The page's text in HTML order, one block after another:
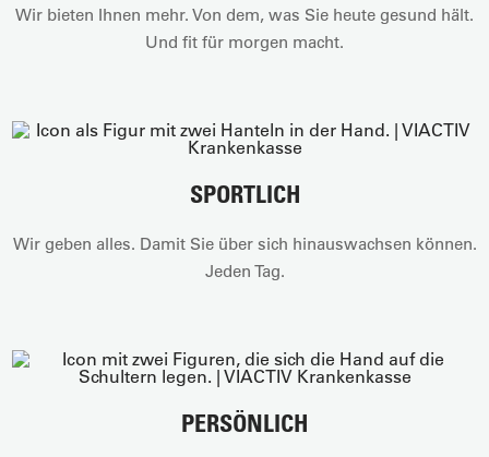
Wir bieten Ihnen mehr. Von dem, was Sie heute gesund hält.
Und fit für morgen macht.
SPORTLICH
Wir geben alles. Damit Sie über sich hinauswachsen können.
Jeden Tag.
PERSÖNLICH